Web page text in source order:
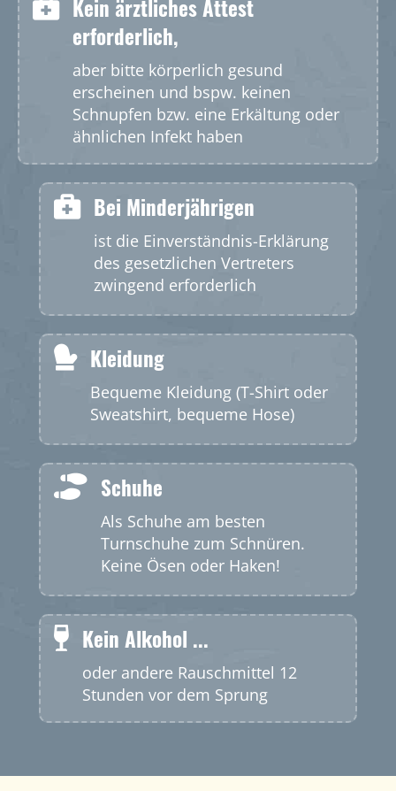
Kein ärztliches Attest
erforderlich,
aber bitte körperlich gesund
erscheinen und bspw. keinen
Schnupfen bzw. eine Erkältung oder
ähnlichen Infekt haben
Bei Minderjährigen
ist die Einverständnis-Erklärung
des gesetzlichen Vertreters
zwingend erforderlich
Kleidung
Bequeme Kleidung (T-Shirt oder
Sweatshirt, bequeme Hose)
Schuhe
Als Schuhe am besten
Turnschuhe zum Schnüren.
Keine Ösen oder Haken!
Kein Alkohol ...
oder andere Rauschmittel 12
Stunden vor dem Sprung